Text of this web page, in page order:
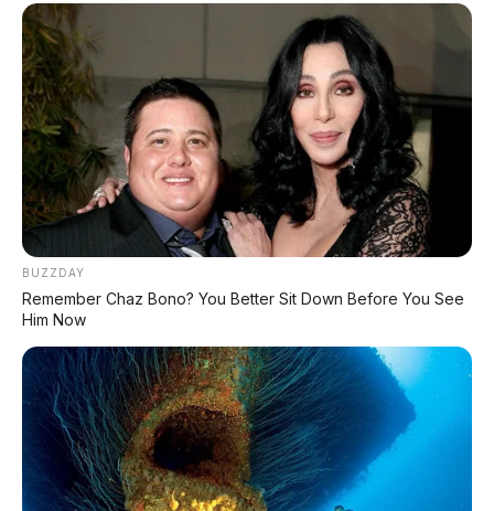
Honda Brio E 1.2 MT 2017 DP
5.000.000
Mazda CX-5 GT 2.5 AT
2016, DP 25.000.000
Honda Brio RS Urbanite 1.2
CVT 2022, DP 1 JT
Tidak ada komentar:
Posting Komentar
BUZZDAY
Remember Chaz Bono? You Better Sit Down Before You See
Him Now